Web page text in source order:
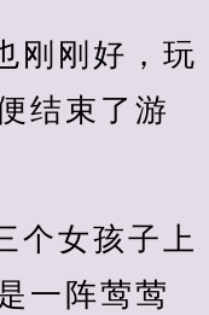
刚刚好，玩
结束了游
个女孩子上
一阵莺莺